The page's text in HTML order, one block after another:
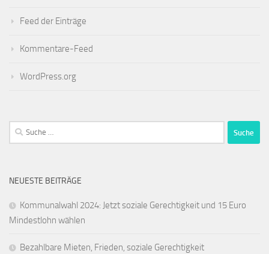
Feed der Einträge
Kommentare-Feed
WordPress.org
Suche
nach:
NEUESTE BEITRÄGE
Kommunalwahl 2024: Jetzt soziale Gerechtigkeit und 15 Euro
Mindestlohn wählen
Bezahlbare Mieten, Frieden, soziale Gerechtigkeit